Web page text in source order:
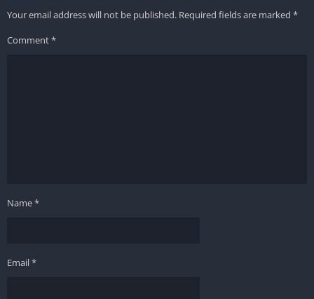
Your email address will not be published. Required fields are marked *
Comment*
Name*
Email*